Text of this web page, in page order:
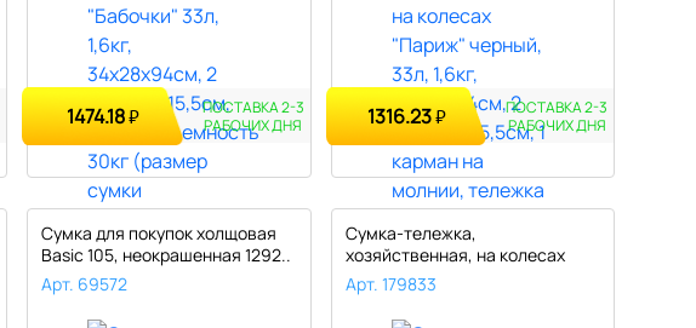
1474.18₽
ПОСТАВКА 2-3
РАБОЧИХ ДНЯ
1316.23₽
ПОСТАВКА 2-3
РАБОЧИХ ДНЯ
Сумка для покупок холщовая
Basic 105, неокрашенная 1292..
Арт. 69572
Сумка-тележка,
хозяйственная, на колесах
"Шотландка" 22..
Арт. 179833